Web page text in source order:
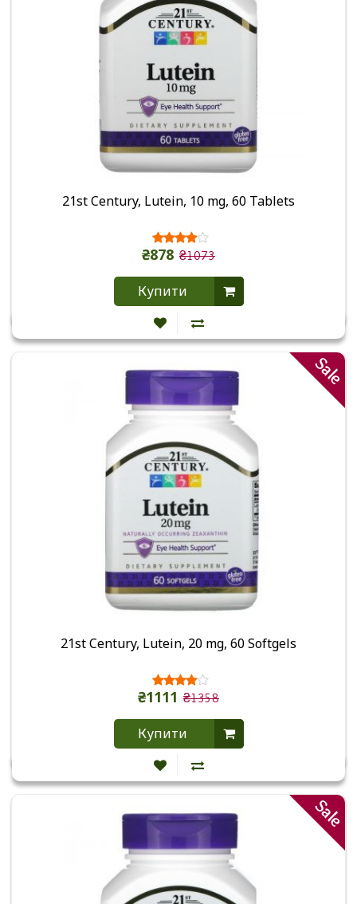
21st Century, Lutein, 10 mg, 60 Tablets
₴878 ₴1073
Купити
Sale
21st Century, Lutein, 20 mg, 60 Softgels
₴1111 ₴1358
Купити
Sale